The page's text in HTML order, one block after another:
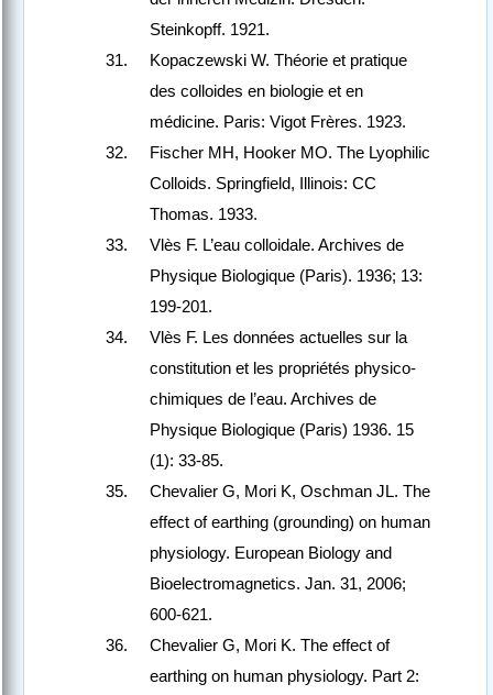
Steinkopff. 1921.
Kopaczewski W. Théorie et pratique
des colloides en biologie et en
médicine. Paris: Vigot Frères. 1923.
Fischer MH, Hooker MO. The Lyophilic
Colloids. Springfield, Illinois: CC
Thomas. 1933.
Vlès F. L’eau colloidale. Archives de
Physique Biologique (Paris). 1936; 13:
199-201.
Vlès F. Les données actuelles sur la
constitution et les propriétés physico-
chimiques de l’eau. Archives de
Physique Biologique (Paris) 1936. 15
(1): 33-85.
Chevalier G, Mori K, Oschman JL. The
effect of earthing (grounding) on human
physiology. European Biology and
Bioelectromagnetics. Jan. 31, 2006;
600-621.
Chevalier G, Mori K. The effect of
earthing on human physiology. Part 2: